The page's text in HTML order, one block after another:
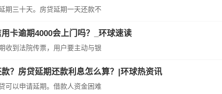
期三十天。房贷延期一天还款不
卡逾期4000会上门吗？_环球速读
收到法院传票，用户要主动与银
？房贷延期还款利息怎么算？|环球热资讯
可以申请延期。借款人资金困难